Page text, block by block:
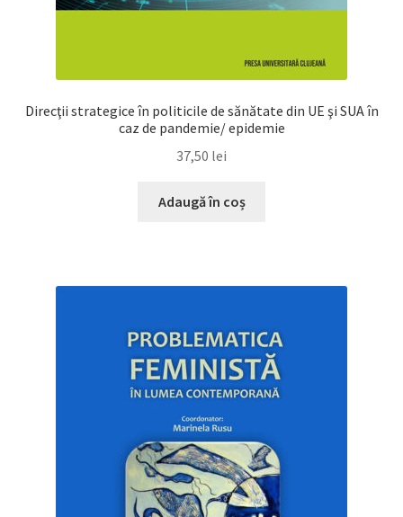
Direcţii strategice în politicile de sănătate din UE şi SUA în
caz de pandemie/ epidemie
37,50 lei
Adaugă în coș